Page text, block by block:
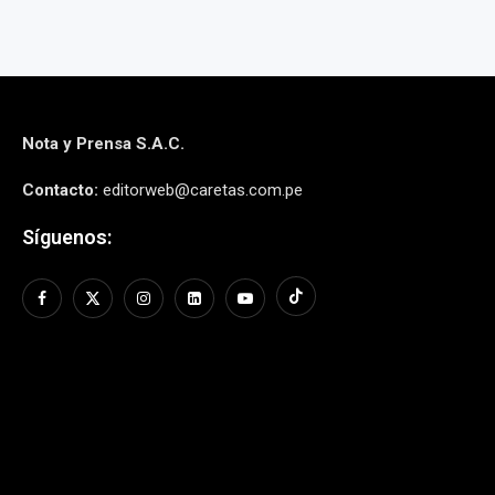
Nota y Prensa S.A.C.
Contacto: editorweb@caretas.com.pe
Síguenos: